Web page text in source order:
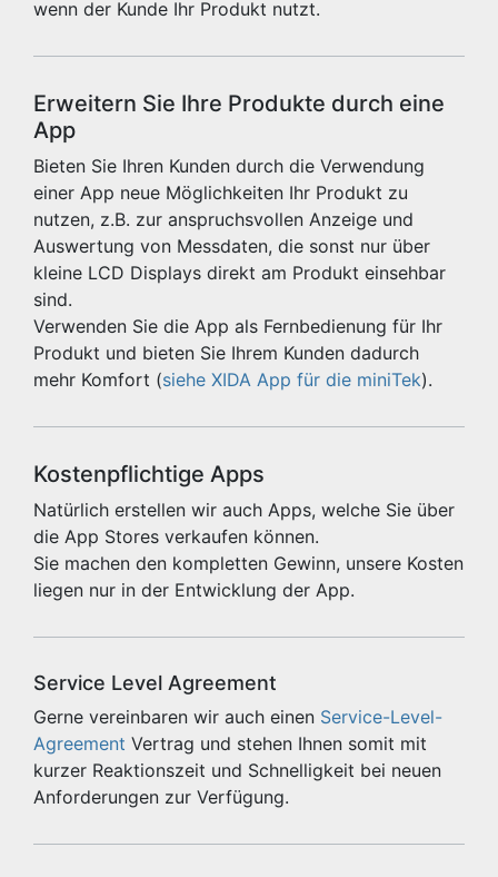
wenn der Kunde Ihr Produkt nutzt.
Erweitern Sie Ihre Produkte durch eine
App
Bieten Sie Ihren Kunden durch die Verwendung
einer App neue Möglichkeiten Ihr Produkt zu
nutzen, z.B. zur anspruchsvollen Anzeige und
Auswertung von Messdaten, die sonst nur über
kleine LCD Displays direkt am Produkt einsehbar
sind.
Verwenden Sie die App als Fernbedienung für Ihr
Produkt und bieten Sie Ihrem Kunden dadurch
mehr Komfort (siehe XIDA App für die miniTek).
Kostenpflichtige Apps
Natürlich erstellen wir auch Apps, welche Sie über
die App Stores verkaufen können.
Sie machen den kompletten Gewinn, unsere Kosten
liegen nur in der Entwicklung der App.
Service Level Agreement
Gerne vereinbaren wir auch einen Service-Level-
Agreement Vertrag und stehen Ihnen somit mit
kurzer Reaktionszeit und Schnelligkeit bei neuen
Anforderungen zur Verfügung.